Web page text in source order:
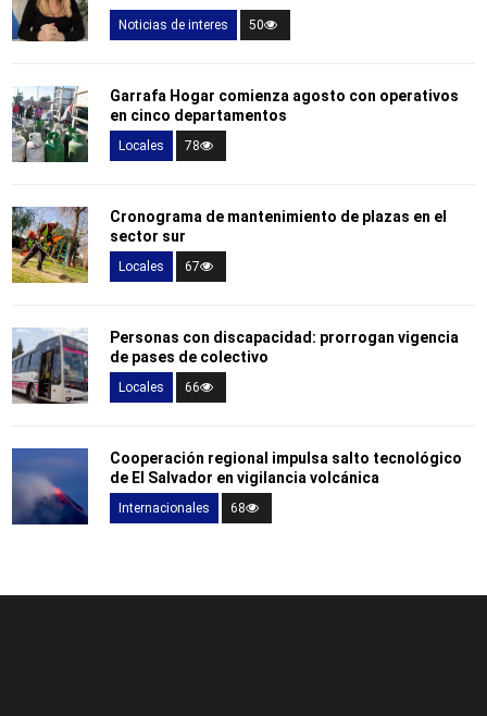
Noticias de interes 50
Garrafa Hogar comienza agosto con operativos
en cinco departamentos
Locales 78
Cronograma de mantenimiento de plazas en el
sector sur
Locales 67
Personas con discapacidad: prorrogan vigencia
de pases de colectivo
Locales 66
Cooperación regional impulsa salto tecnológico
de El Salvador en vigilancia volcánica
Internacionales 68